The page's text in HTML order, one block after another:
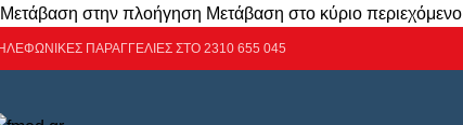
Μετάβαση στην πλοήγηση Μετάβαση στο κύριο περιεχόμενο
ΠΑΡΑΓΓΕΛΙΕΣ ΣΤΟ 2310 655 045